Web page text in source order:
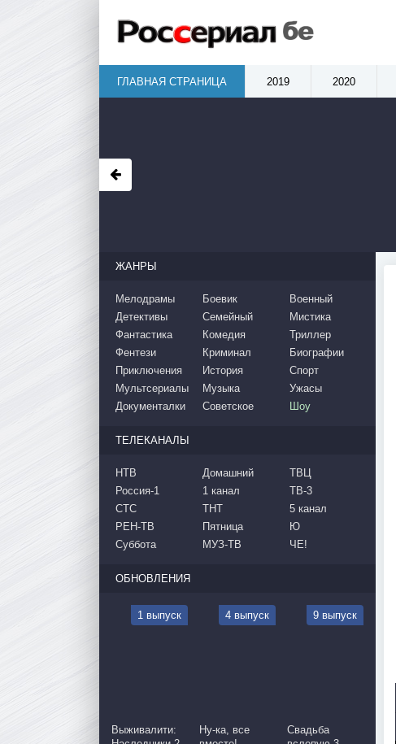
ЖАНРЫ
Мелодрамы
Детективы
Фантастика
Боевик
Семейный
Комедия
Военный
Мистика
Триллер
Фентези
Приключения
Мультсериалы
Документалки
Криминал
История
Музыка
Советское
Биографии
Спорт
Ужасы
Шоу
ТЕЛЕКАНАЛЫ
НТВ
Россия-1
СТС
РЕН-ТВ
Суббота
Домашний
1 канал
ТНТ
Пятница
МУЗ-ТВ
ТВЦ
ТВ-3
5 канал
Ю
ЧЕ!
ОБНОВЛЕНИЯ
1 выпуск
Выживалити:
4 выпуск
Ну-ка, все
9 выпуск
Свадьба
ГЛАВНАЯ СТРАНИЦА 2019 2020